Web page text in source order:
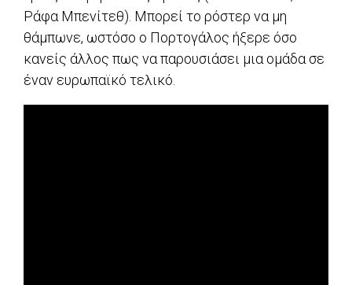
Ράφα Μπενίτεθ). Μπορεί το ρόστερ να μη
θάμπωνε, ωστόσο ο Πορτογάλος ήξερε όσο
κανείς άλλος πως να παρουσιάσει μια ομάδα σε
έναν ευρωπαϊκό τελικό.